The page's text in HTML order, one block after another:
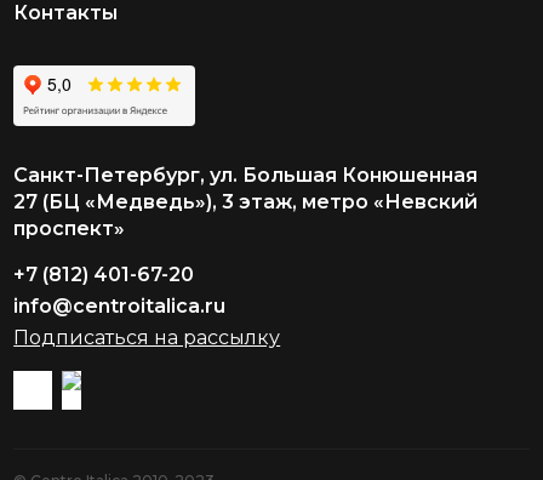
Контакты
Санкт-Петербург, ул. Большая Конюшенная
27 (БЦ «Медведь»), 3 этаж, метро «Невский
проспект»
+7 (812) 401-67-20
info@centroitalica.ru
Подписаться на рассылку